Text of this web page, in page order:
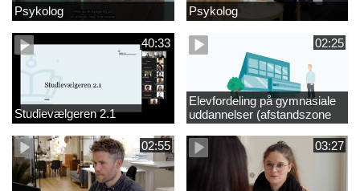
Psykolog Psykolog
40:33
Studievælgeren 2.1
02:25
Elevfordeling på gymnasiale
uddannelser (afstandszone
redigeret)
02:55
03:27